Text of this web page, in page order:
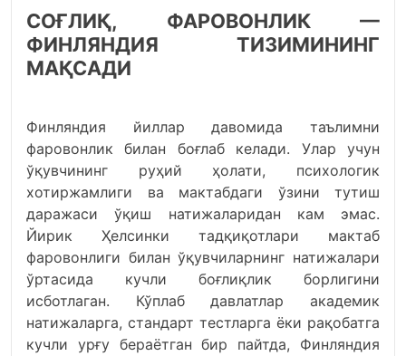
СОҒЛИҚ, ФАРОВОНЛИК —
ФИНЛЯНДИЯ ТИЗИМИНИНГ
МАҚСАДИ
Финляндия йиллар давомида таълимни
фаровонлик билан боғлаб келади. Улар учун
ўқувчининг руҳий ҳолати, психологик
хотиржамлиги ва мактабдаги ўзини тутиш
даражаси ўқиш натижаларидан кам эмас.
Йирик Ҳелсинки тадқиқотлари мактаб
фаровонлиги билан ўқувчиларнинг натижалари
ўртасида кучли боғлиқлик борлигини
исботлаган. Кўплаб давлатлар академик
натижаларга, стандарт тестларга ёки рақобатга
кучли урғу бераётган бир пайтда, Финляндия